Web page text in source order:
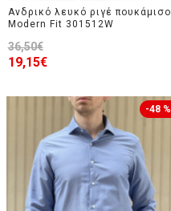
Ανδρικό λευκό ριγέ πουκάμισο
Modern Fit 301512W
19,15€
36,50€
-48 %